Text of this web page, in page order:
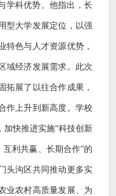
学科优势。他指出，长
型大学发展定位，以强
特色与人才资源优势，
域经济发展需求。此次
拓展了以往合作成果，
作上升到新高度。学校
加快推进实施“科技创新
互利共赢、长期合作”的
头沟区共同推动更多实
业农村高质量发展、为